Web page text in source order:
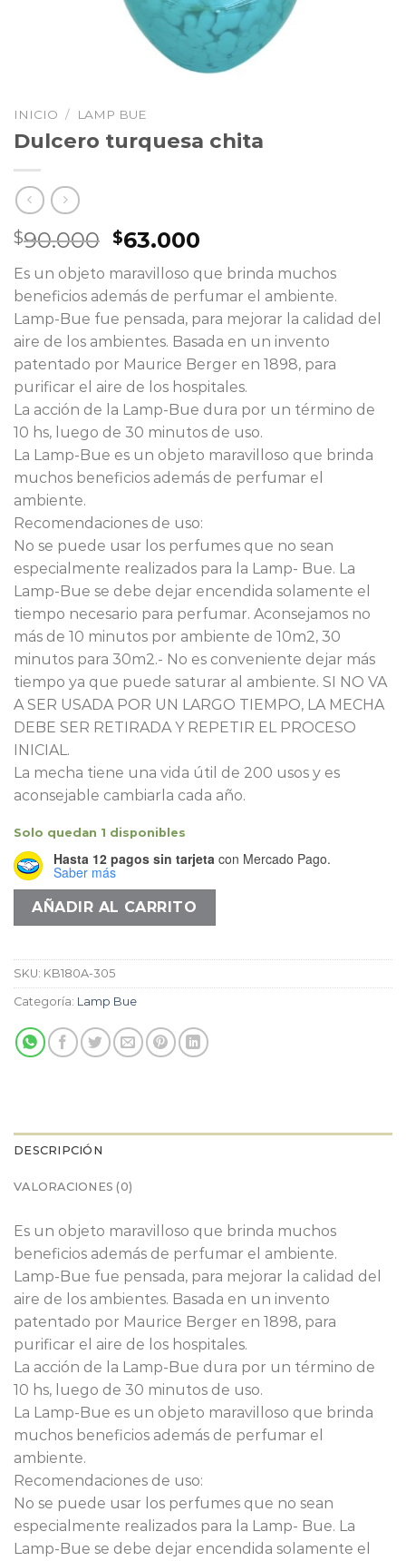
INICIO / LAMP BUE
Dulcero turquesa chita
$90.000 El
precio
original
era:
$90.000.
$63.000
precio
actual
es:
$63.000.
Es un objeto maravilloso que brinda muchos
beneficios además de perfumar el ambiente.
Lamp-Bue fue pensada, para mejorar la calidad del
aire de los ambientes. Basada en un invento
patentado por Maurice Berger en 1898, para
purificar el aire de los hospitales.
La acción de la Lamp-Bue dura por un término de
10 hs, luego de 30 minutos de uso.
La Lamp-Bue es un objeto maravilloso que brinda
muchos beneficios además de perfumar el
ambiente.
Recomendaciones de uso:
No se puede usar los perfumes que no sean
especialmente realizados para la Lamp- Bue. La
Lamp-Bue se debe dejar encendida solamente el
tiempo necesario para perfumar. Aconsejamos no
más de 10 minutos por ambiente de 10m2, 30
minutos para 30m2.- No es conveniente dejar más
tiempo ya que puede saturar al ambiente. SI NO VA
A SER USADA POR UN LARGO TIEMPO, LA MECHA
DEBE SER RETIRADA Y REPETIR EL PROCESO
INICIAL.
La mecha tiene una vida útil de 200 usos y es
aconsejable cambiarla cada año.
Solo quedan 1 disponibles
Hasta 12 pagos sin tarjeta con Mercado Pago.
Saber más
AÑADIR AL CARRITO
SKU: KB180A-305
Categoría: Lamp Bue
DESCRIPCIÓN
VALORACIONES (0)
Es un objeto maravilloso que brinda muchos
beneficios además de perfumar el ambiente.
Lamp-Bue fue pensada, para mejorar la calidad del
aire de los ambientes. Basada en un invento
patentado por Maurice Berger en 1898, para
purificar el aire de los hospitales.
La acción de la Lamp-Bue dura por un término de
10 hs, luego de 30 minutos de uso.
La Lamp-Bue es un objeto maravilloso que brinda
muchos beneficios además de perfumar el
ambiente.
Recomendaciones de uso:
No se puede usar los perfumes que no sean
especialmente realizados para la Lamp- Bue. La
Lamp-Bue se debe dejar encendida solamente el